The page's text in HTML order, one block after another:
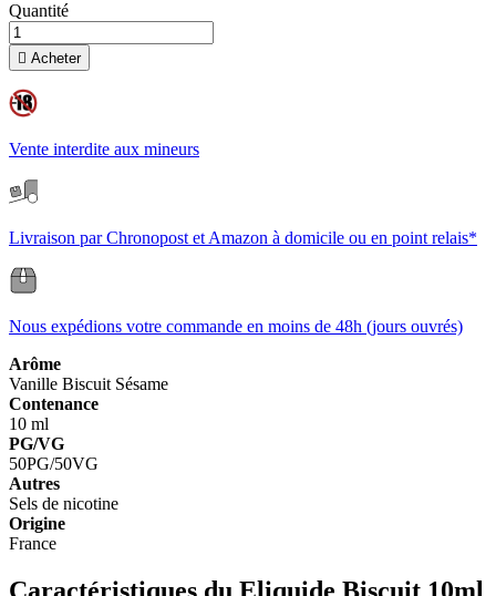
Quantité
 Acheter
Vente interdite aux mineurs
Livraison par Chronopost et Amazon à domicile ou en point relais*
Nous expédions votre commande en moins de 48h (jours ouvrés)
Arôme
Vanille Biscuit Sésame
Contenance
10 ml
PG/VG
50PG/50VG
Autres
Sels de nicotine
Origine
France